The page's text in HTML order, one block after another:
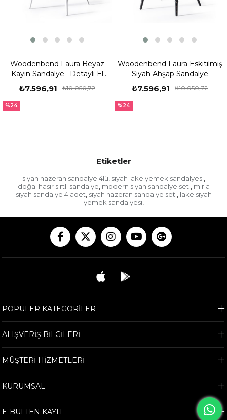
Woodenbend Laura Beyaz
Kayın Sandalye –Detaylı El
İşçiliği
₺7.596,91 ₺10.050,72
%24
Woodenbend Laura Eskitilmiş
Siyah Ahşap Sandalye
₺7.596,91 ₺10.050,72
%24
Etiketler
siyah hazeran sandalye 4lü, siyah lake yemek sandalyesi,
doğal hasır sırtlı sandalye, modern siyah sandalye seti, mirla
siyah sandalye 4 adet, siyah hazeran sandalye seti, lake siyah
yemek sandalyesi,
POPÜLER KATEGORİLER
ALIŞVERİŞ BİLGİLERİ
MÜŞTERİ HİZMETLERİ
KURUMSAL
E-BÜLTEN KAYIT